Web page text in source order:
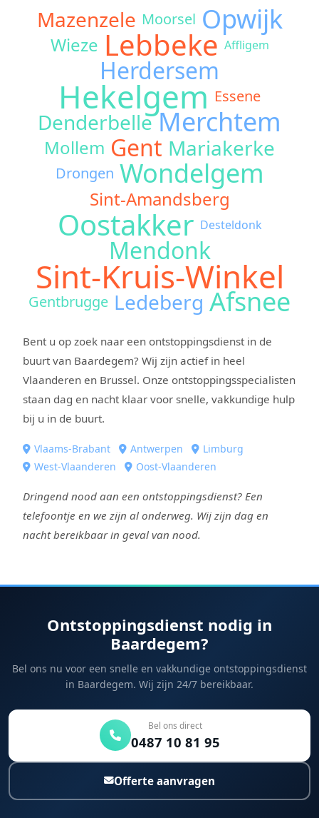
Mazenzele Moorsel Opwijk
Wieze Lebbeke Affligem
Herdersem
Hekelgem Essene
Denderbelle Merchtem
Mollem Gent Mariakerke
Drongen Wondelgem
Sint-Amandsberg
Oostakker Desteldonk
Mendonk
Sint-Kruis-Winkel
Gentbrugge Ledeberg Afsnee
Bent u op zoek naar een ontstoppingsdienst in de
buurt van Baardegem? Wij zijn actief in heel
Vlaanderen en Brussel. Onze ontstoppingsspecialisten
staan dag en nacht klaar voor snelle, vakkundige hulp
bij u in de buurt.
Vlaams-Brabant Antwerpen
Limburg
West-Vlaanderen
Oost-Vlaanderen
Dringend nood aan een ontstoppingsdienst? Een
telefoontje en we zijn al onderweg. Wij zijn dag en
nacht bereikbaar in geval van nood.
Ontstoppingsdienst nodig in
Baardegem?
Bel ons nu voor een snelle en vakkundige ontstoppingsdienst
in Baardegem. Wij zijn 24/7 bereikbaar.
Bel ons direct
0487 10 81 95
Offerte aanvragen